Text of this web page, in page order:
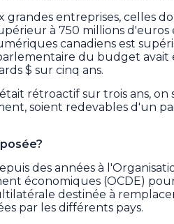
grandes entreprises, celles
à 750 millions
canadiens est
du budget avait
$ sur cinq ans.
rétroactif sur trois ans, on
soient redevables d'un
des années à
économiques (OCDE)
destinée à
par les différents pays.